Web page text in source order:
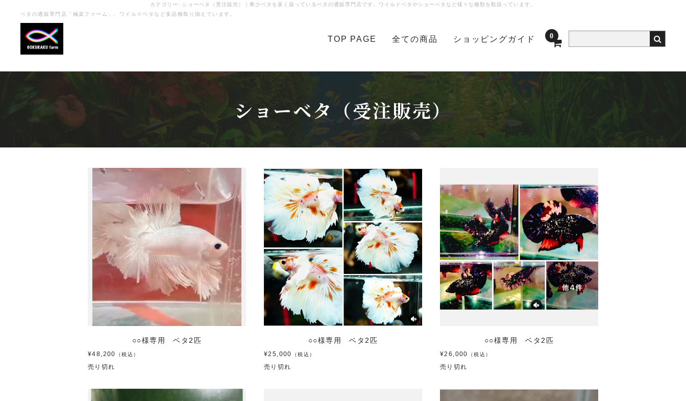
カテゴリー: ショーベタ（受注販売）
｜希少ベタを多く扱っているベタの通販専門店です。ワイルドベタやショーベタなど様々な種類を取扱っています。
ベタの通販専門店「極楽ファーム」。ワイルドベタなど多品種取り揃えています。
TOP PAGE 全ての商品 ショッピングガイド 0
ショーベタ（受注販売）
○○様専用 ベタ2匹
¥48,200 （税込）
売り切れ
○○様専用 ベタ2匹
¥25,000 （税込）
売り切れ
○○様専用 ベタ2匹
¥26,000 （税込）
売り切れ